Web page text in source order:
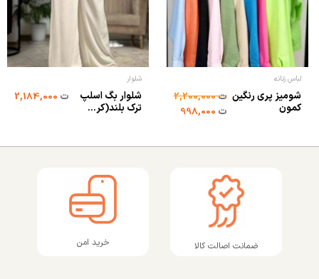
لباس زنانه
شومیز پری رنگین
کمون
ت2,200,000
ت998,000
شلوار
شلوار بگ اسلپ
ترک بلند(کر...
ت2,184,000
ضمانت اصالت کالا خرید امن